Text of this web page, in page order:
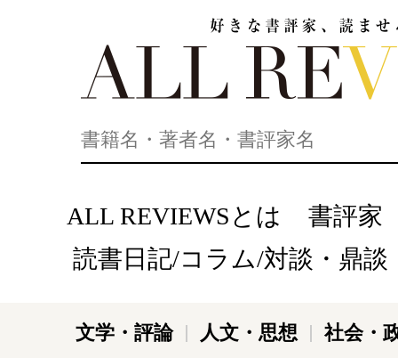
ALL REVIEWSとは
書評家
読書日記/コラム/対談・鼎談
文学・評論 人文・思想
社会・